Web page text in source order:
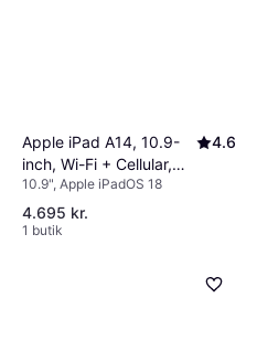
Apple iPad A14, 10.9-
inch, Wi-Fi + Cellular,
64GB Pink
4.6
10.9", Apple iPadOS 18
4.695 kr.
1 butik